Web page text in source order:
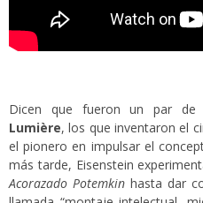
Dicen que fueron un par de
Lumière, los que inventaron el
el pionero en impulsar el
más tarde, Eisenstein
Acorazado Potemkin hasta dar